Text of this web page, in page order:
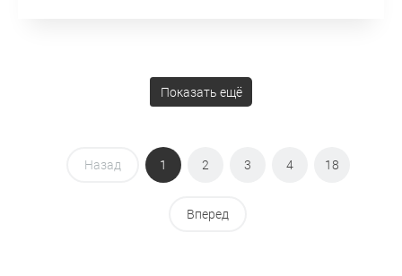
Показать ещё
Назад 1 2 3 4 18
Вперед